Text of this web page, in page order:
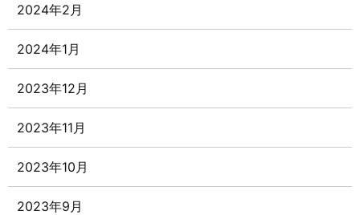
2024年2月
2024年1月
2023年12月
2023年11月
2023年10月
2023年9月